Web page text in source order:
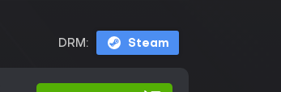
DRM: Steam